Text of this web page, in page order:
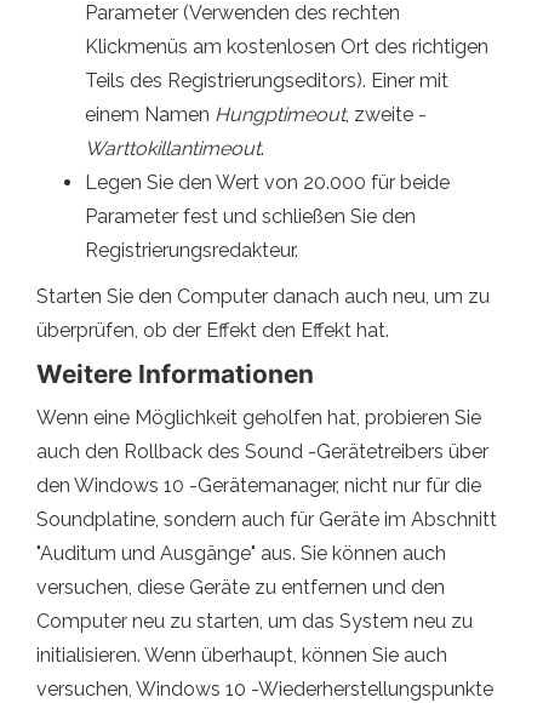
Parameter (Verwenden des rechten
Klickmenüs am kostenlosen Ort des richtigen
Teils des Registrierungseditors). Einer mit
einem Namen Hungptimeout, zweite -
Warttokillantimeout.
Legen Sie den Wert von 20.000 für beide
Parameter fest und schließen Sie den
Registrierungsredakteur.
Starten Sie den Computer danach auch neu, um zu
überprüfen, ob der Effekt den Effekt hat.
Weitere Informationen
Wenn eine Möglichkeit geholfen hat, probieren Sie
auch den Rollback des Sound -Gerätetreibers über
den Windows 10 -Gerätemanager, nicht nur für die
Soundplatine, sondern auch für Geräte im Abschnitt
"Auditum und Ausgänge" aus. Sie können auch
versuchen, diese Geräte zu entfernen und den
Computer neu zu starten, um das System neu zu
initialisieren. Wenn überhaupt, können Sie auch
versuchen, Windows 10 -Wiederherstellungspunkte